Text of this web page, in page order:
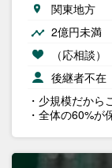
関東地方
2億円未満
（応相談）
後継者不在
・少規模だか
・全体の60%